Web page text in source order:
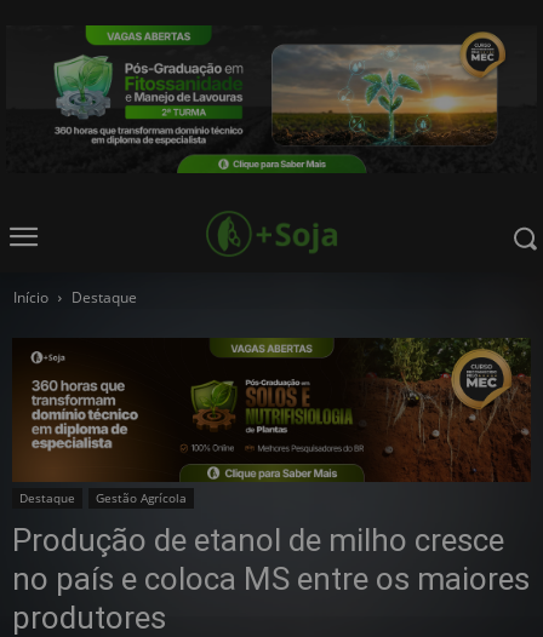
Início Destaque
Destaque Gestão Agrícola
Produção de etanol de milho cresce
no país e coloca MS entre os maiores
produtores